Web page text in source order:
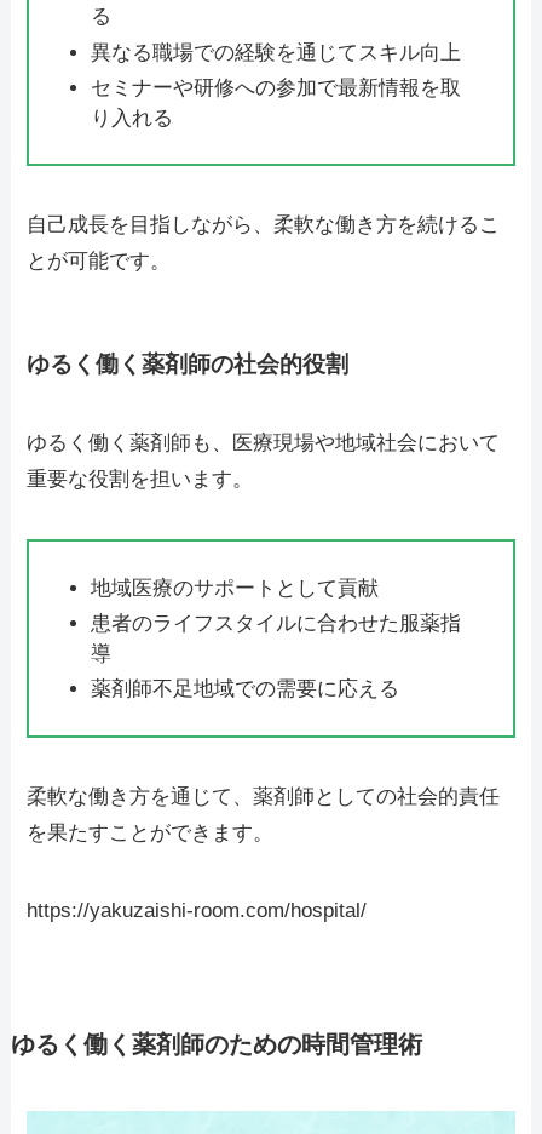
る
異なる職場での経験を通じてスキル向上
セミナーや研修への参加で最新情報を取
り入れる
自己成長を目指しながら、柔軟な働き方を続けるこ
とが可能です。
ゆるく働く薬剤師の社会的役割
ゆるく働く薬剤師も、医療現場や地域社会において
重要な役割を担います。
地域医療のサポートとして貢献
患者のライフスタイルに合わせた服薬指
導
薬剤師不足地域での需要に応える
柔軟な働き方を通じて、薬剤師としての社会的責任
を果たすことができます。
https://yakuzaishi-room.com/hospital/
ゆるく働く薬剤師のための時間管理術